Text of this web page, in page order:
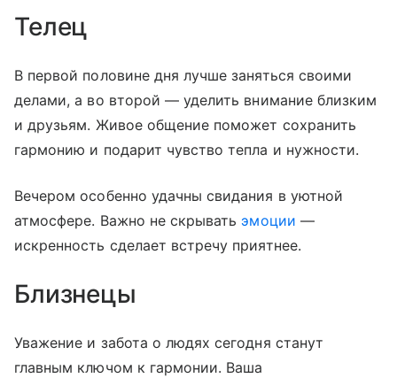
Телец
В первой половине дня лучше заняться своими
делами, а во второй — уделить внимание близким
и друзьям. Живое общение поможет сохранить
гармонию и подарит чувство тепла и нужности.
Вечером особенно удачны свидания в уютной
атмосфере. Важно не скрывать эмоции —
искренность сделает встречу приятнее.
Близнецы
Уважение и забота о людях сегодня станут
главным ключом к гармонии. Ваша